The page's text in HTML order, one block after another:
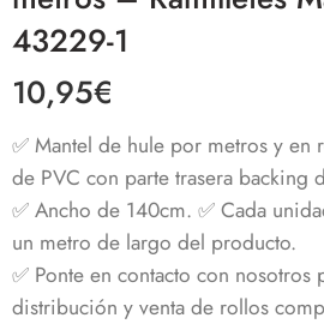
43229-1
10,95€
✅ Mantel de hule por metros y en
de PVC con parte trasera backing
✅ Ancho de 140cm. ✅ Cada
un metro de largo del producto.
✅ Ponte en contacto con nosotros
distribución y venta de rollos